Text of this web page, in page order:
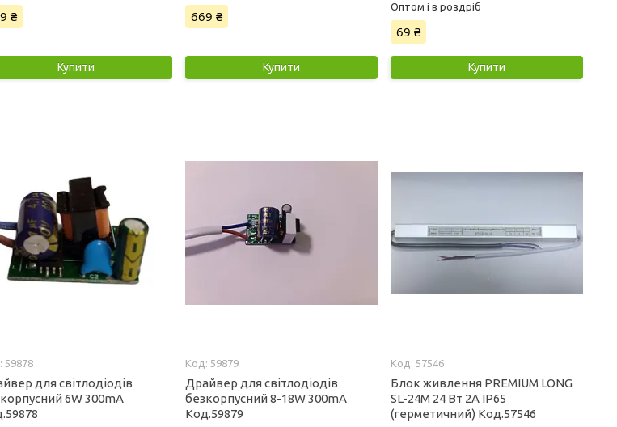
₴
Купити
669 ₴
Купити
Оптом і в роздріб
69 ₴
Купити
59878
для світлодіодів
6W 300mA
59879
Драйвер для світлодіодів
безкорпусний 8-18W 300mA
Код.59879
57546
Блок живлення PREMIUM LONG
SL-24M 24 Вт 2A IP65
(герметичний) Код.57546